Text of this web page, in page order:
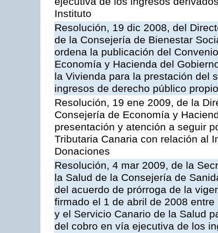
Instituto
Resolución, 19 dic 2008, del
de la Consejería de Bienestar
ordena la publicación del
Economía y Hacienda del
la Vivienda para la prestación del
ingresos de derecho público
Resolución, 19 ene 2009, de la
Consejería de Economía y
presentación y atención a seguir
Tributaria Canaria con relación al
Donaciones
Resolución, 4 mar 2009, de la
la Salud de la Consejería de
del acuerdo de prórroga de la
firmado el 1 de abril de 2008
y el Servicio Canario de la Salud
del cobro en vía ejecutiva de los